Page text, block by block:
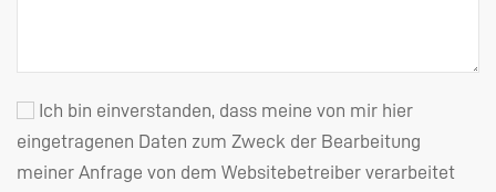
Ich bin einverstanden, dass meine von mir hier
eingetragenen Daten zum Zweck der Bearbeitung
meiner Anfrage von dem Websitebetreiber verarbeitet